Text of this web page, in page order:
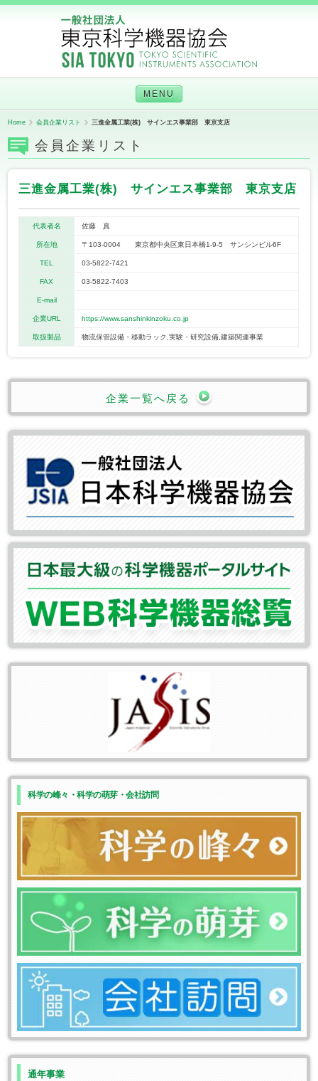
MENU
Home 会員企業リスト 三進金属工業(株) サインエス事業部 東京支店
会員企業リスト
三進金属工業(株) サインエス事業部 東京支店
代表者名 佐藤 真
所在地 〒103-0004 東京都中央区東日本橋1-9-5 サンシンビル6F
TEL 03-5822-7421
FAX 03-5822-7403
E-mail
企業URL https://www.sanshinkinzoku.co.jp
取扱製品 物流保管設備・移動ラック,実験・研究設備,建築関連事業
企業一覧へ戻る
科学の峰々・科学の萌芽・会社訪問
通年事業